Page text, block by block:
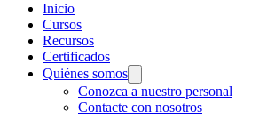
Inicio
Cursos
Recursos
Certificados
Quiénes somos
Conozca a nuestro personal
Contacte con nosotros